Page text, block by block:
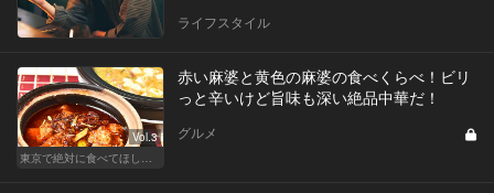
ライフスタイル
Vol.3
東京で絶対に食べてほしい麻婆豆腐！痺れる辛さがクセになる
赤い麻婆と黄色の麻婆の食べくらべ！ビリ
っと辛いけど旨味も深い絶品中華だ！
グルメ